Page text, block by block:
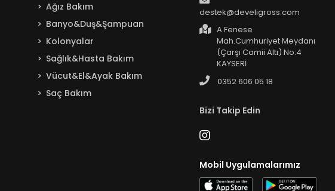
Ağız Bakım
Banyo&Duş&Şampuan
Kolonyalar
Sağlık&Hasta Bakım
Vücut&El&Ayak Bakım
Saç Bakım
destek@develigross.com
A.Fenese
Mah.Cumhuriyet Meydanı
(Çarşı Camii Altı) No:4
KAYSERİ
0352 606 05 18
Bizi Takip Edin
Mobil Uygulamalarımız